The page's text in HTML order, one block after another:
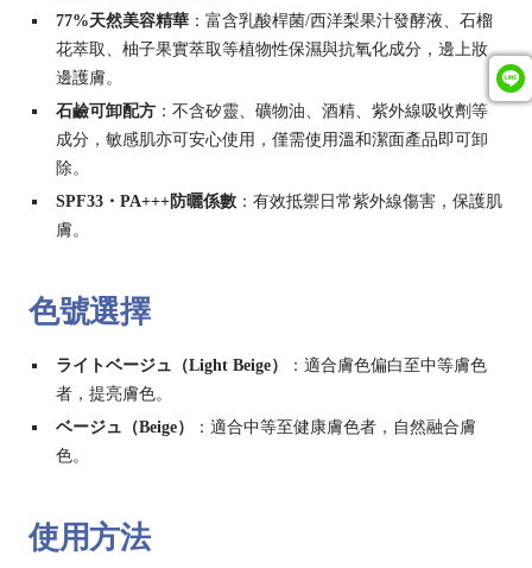
77%天然美容精華： 富含乳酸桿菌/西洋梨果汁發酵液、石榴
花萃取、柚子果實萃取等植物性保濕與抗氧化成分，邊上妝
邊護膚。
石鹼可卸配方： 不含矽靈、礦物油、酒精、紫外線吸收劑等
成分，敏感肌亦可安心使用，僅需使用溫和潔面產品即可卸
除。
SPF33・PA+++防曬係數： 有效抵禦日常紫外線傷害，保護肌
膚。
色號選擇
ライトベージュ（Light Beige） ： 適合膚色偏白至中等膚色
者，提亮膚色。
ベージュ（Beige）
： 適合中等至健康膚色者，自然融合膚
色。
使用方法